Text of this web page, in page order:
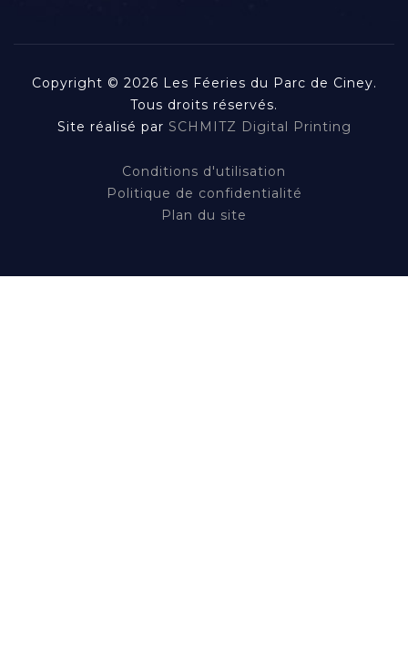
Copyright © 2026 Les Féeries du Parc de Ciney.
Tous droits réservés.
Site réalisé par SCHMITZ Digital Printing
Conditions d'utilisation
Politique de confidentialité
Plan du site